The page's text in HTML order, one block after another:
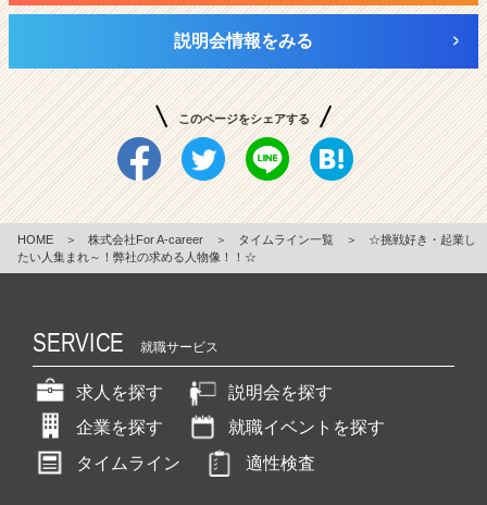
説明会情報をみる
このページをシェアする
HOME ＞ 株式会社For A-career ＞ タイムライン一覧 ＞
☆挑戦好き・起業し
たい人集まれ～！弊社の求める人物像！！☆
SERVICE 就職サービス
求人を探す
説明会を探す
企業を探す
就職イベントを探す
タイムライン
適性検査